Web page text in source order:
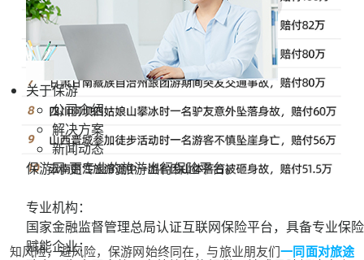
关于保游
公司介绍
解决方案
新闻动态
保游网-更专业的旅游出行保险平台。
专业机构：
国家金融监督管理总局认证互联网保险平台，具备专业保
赋能企业：
知风险，避风险，保游网始终同在，与旅业朋友们一同面对旅途